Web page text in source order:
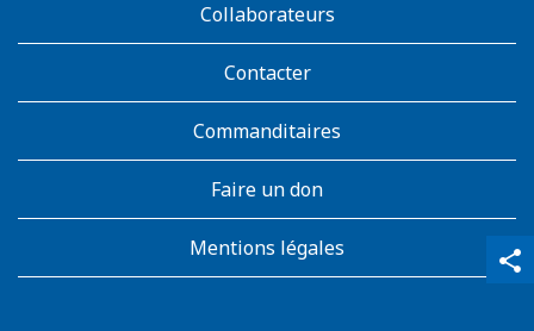
share
qr_code_scanner
content_copy
Collaborateurs
Contacter
Commanditaires
Faire un don
Mentions légales